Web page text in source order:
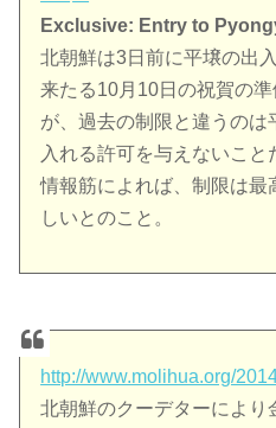
Exclusive: Entry to
北朝鮮は3日前に平壌の出
来たる10月10日の祝賀の
が、過去の制限と違うの
入れる許可を与えないこと
情報筋によれば、制限は最
しいとのこと。
http://www.molihua.org/
北朝鮮のクーデターにより